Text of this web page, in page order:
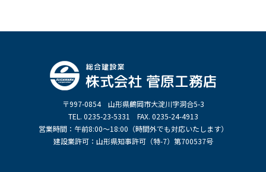
〒997-0854 山形県鶴岡市大淀川字洞合5-3
TEL. 0235-23-5331 FAX. 0235-24-4913
営業時間：午前8:00～18:00（時間外でも対応いたします）
建設業許可：山形県知事許可（特-7）第700537号